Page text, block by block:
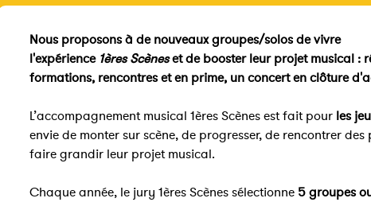
Nous proposons à de nouveaux groupes/solos de vivre
l'expérience 1ères Scènes et de booster leur projet musical :
formations, rencontres et en prime, un concert en clôture
L’accompagnement musical 1ères Scènes est fait pour les
envie de monter sur scène, de progresser, de rencontrer
faire grandir leur projet musical.
Chaque année, le jury 1ères Scènes sélectionne 5 groupes